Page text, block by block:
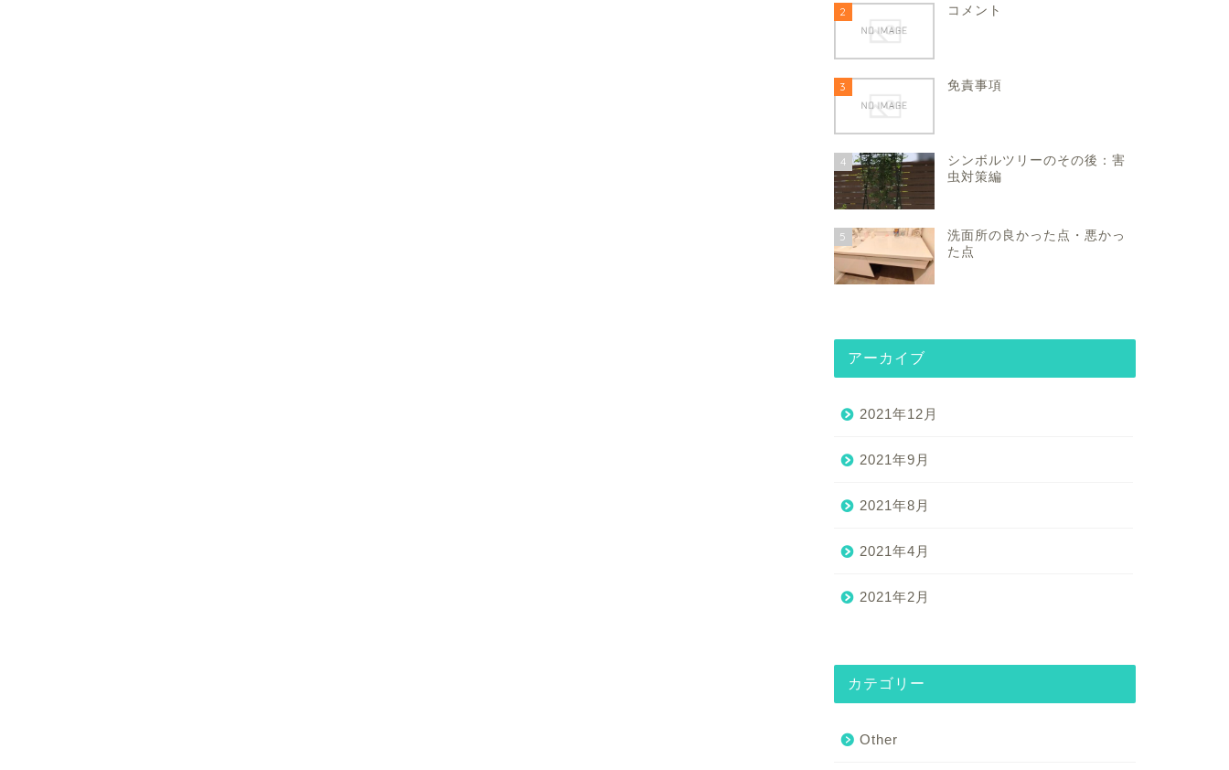
2 コメント
3 免責事項
4
シンボルツリーのその後：害
虫対策編
5
洗面所の良かった点・悪かっ
た点
アーカイブ
2021年12月
2021年9月
2021年8月
2021年4月
2021年2月
カテゴリー
Other